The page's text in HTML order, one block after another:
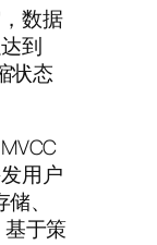
数据
到
状态
用户
、
于策